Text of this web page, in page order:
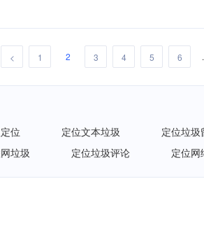
< 1 2 3 4 5 6
位 定位文本垃圾 定位垃圾
垃圾 定位垃圾评论 定位网